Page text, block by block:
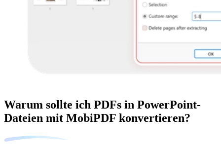
Warum sollte ich PDFs in PowerPoint-
Dateien mit MobiPDF konvertieren?